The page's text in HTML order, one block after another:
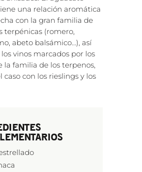
una relación aromática
con la gran familia de
terpénicas (romero,
abeto balsámico…), así
vinos marcados por los
la familia de los terpenos,
caso con los rieslings y los